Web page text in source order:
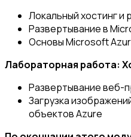
Локальный хостинг и
Развертывание в
Основы Microsoft
Лабораторная работа:
Развертывание веб-
Загрузка
объектов Azure